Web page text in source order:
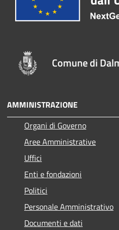
Comune di
AMMINISTRAZIONE
Organi di Governo
Aree Amministrative
Uffici
Enti e fondazioni
Politici
Personale Amministrativo
Documenti e dati